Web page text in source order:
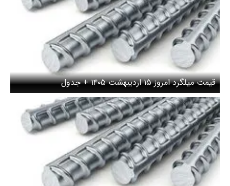
قیمت میلگرد امروز ۱۵ اردیبهشت ۱۴۰۵ + جدول